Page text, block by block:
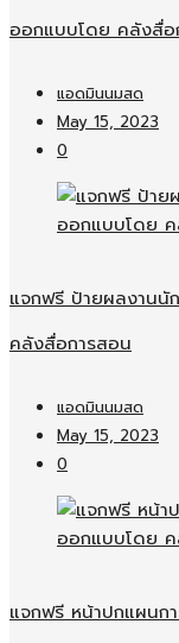
ออกแบบโดย คลังสื่อ
แอดมินนมสด
May 15, 2023
0
แจกฟรี ป้ายผลงานนั
คลังสื่อการสอน
แอดมินนมสด
May 15, 2023
0
แจกฟรี หน้าปกแผนก